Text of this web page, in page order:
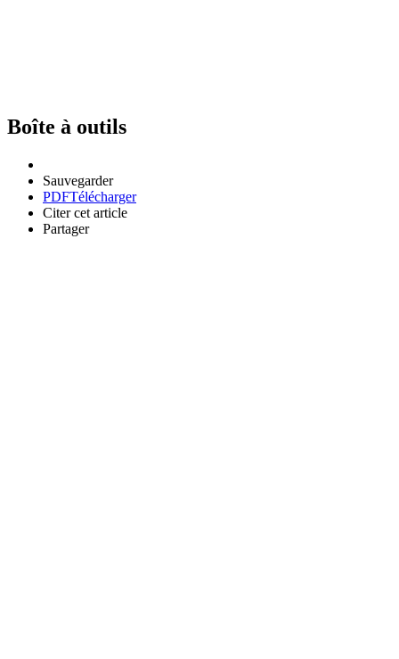
Boîte à outils
Sauvegarder
PDFTélécharger
Citer cet article
Partager